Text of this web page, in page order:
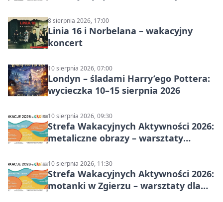
8 sierpnia 2026, 17:00
Linia 16 i Norbelana – wakacyjny
koncert
10 sierpnia 2026, 07:00
Londyn – śladami Harry’ego Pottera:
wycieczka 10–15 sierpnia 2026
10 sierpnia 2026, 09:30
Strefa Wakacyjnych Aktywności 2026:
metaliczne obrazy – warsztaty
10 sierpnia 2026, 11:30
Strefa Wakacyjnych Aktywności 2026:
motanki w Zgierzu – warsztaty dla